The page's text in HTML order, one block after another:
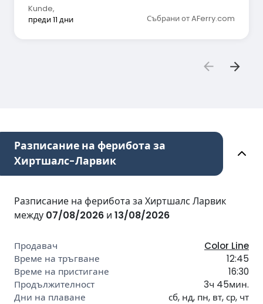
Kunde,
преди 11 дни
Събрани от AFerry.com
Разписание на ферибота за
Хиртшалс-Ларвик
Разписание на ферибота за Хиртшалс Ларвик
между 07/08/2026 и 13/08/2026
Color Line
12:45
16:30
3ч 45мин.
сб, нд, пн, вт, ср, чт